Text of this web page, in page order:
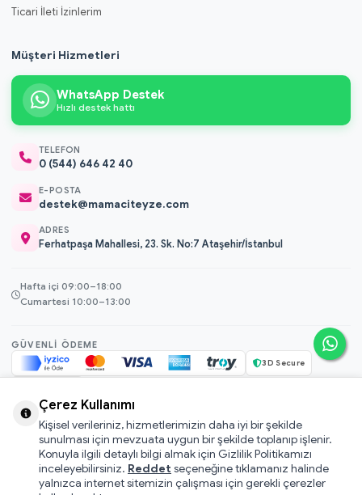
Ticari İleti İzinlerim
Müşteri Hizmetleri
WhatsApp Destek
Hızlı destek hattı
TELEFON
0 (544) 646 42 40
E-POSTA
destek@mamaciteyze.com
ADRES
Ferhatpaşa Mahallesi, 23. Sk. No:7 Ataşehir/İstanbul
Hafta içi 09:00–18:00
Cumartesi 10:00–13:00
GÜVENLI ÖDEME
3D Secure
© 2026 Mamacı Teyze · Nurşen ve ekibi ile birlikte ile hazırlandı.
Mesafeli Satış Sözleşmesi
Pati Puan Kazanma Koşulları
Gizlilik ve Çerez Politikası
Çerez Kullanımı
Kişisel verileriniz, hizmetlerimizin daha iyi bir şekilde
sunulması için mevzuata uygun bir şekilde toplanıp işlenir.
Konuyla ilgili detaylı bilgi almak için Gizlilik Politikamızı
inceleyebilirsiniz. Reddet seçeneğine tıklamanız halinde
yalnızca internet sitemizin çalışması için gerekli çerezler